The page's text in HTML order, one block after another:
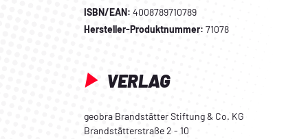
ISBN/EAN: 4008789710789
Hersteller-Produktnummer: 71078
VERLAG
geobra Brandstätter Stiftung & Co. KG
Brandstätterstraße 2 - 10